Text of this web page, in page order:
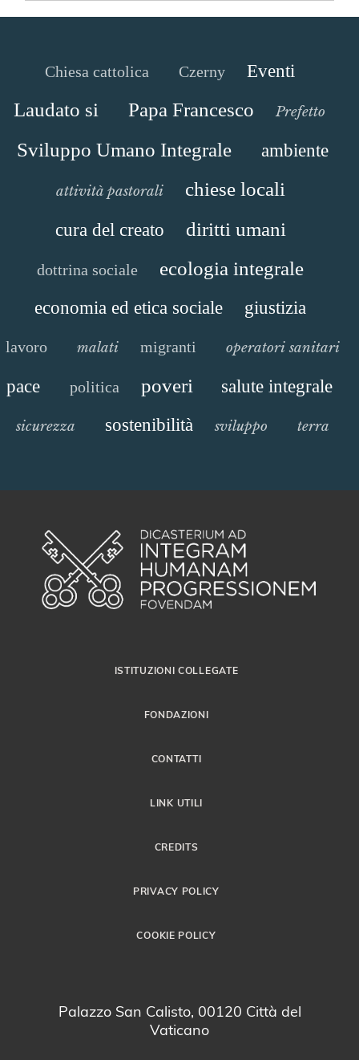
Chiesa cattolica Czerny Eventi
Laudato si Papa Francesco Prefetto
Sviluppo Umano Integrale ambiente
attività pastorali chiese locali
cura del creato diritti umani
dottrina sociale ecologia integrale
economia ed etica sociale giustizia
lavoro malati migranti operatori sanitari
pace politica poveri salute integrale
sicurezza sostenibilità sviluppo terra
ISTITUZIONI COLLEGATE
FONDAZIONI
CONTATTI
LINK UTILI
CREDITS
PRIVACY POLICY
COOKIE POLICY
Palazzo San Calisto, 00120 Città del
Vaticano